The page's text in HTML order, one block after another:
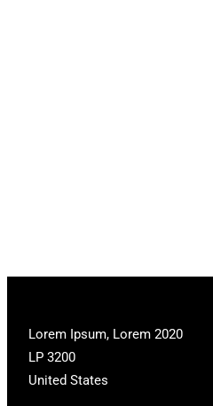
2020 Lorem Ipsum, Lorem
LP 3200
United States